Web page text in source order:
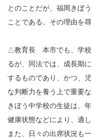
とのことだが、福岡きぼ
ことである。その理由を尋
△教育長 本市でも、学校
るが、同法では、成長期
するものであり、かつ、
な判断力を養う上で重要
きぼう中学校の生徒は、
健康状態などにより、適
また、日々の出席状況も